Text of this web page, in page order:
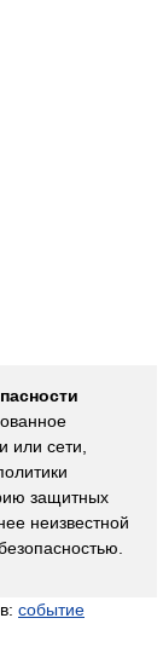
или сети,
защитных
неизвестной
событие